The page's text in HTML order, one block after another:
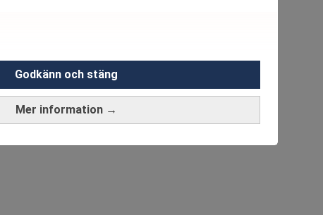
Mer information →
Godkänn och stäng